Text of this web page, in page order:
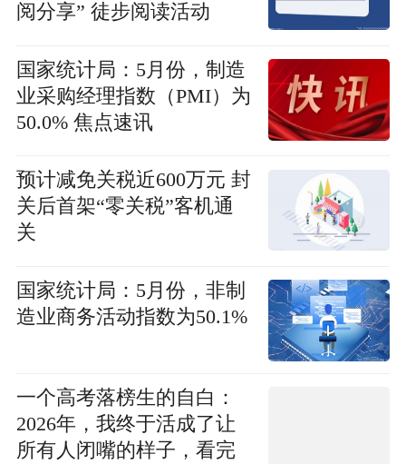
阅分享” 徒步阅读活动
国家统计局：5月份，制造
业采购经理指数（PMI）为
50.0% 焦点速讯
预计减免关税近600万元 封
关后首架“零关税”客机通
关
国家统计局：5月份，非制
造业商务活动指数为50.1%
一个高考落榜生的自白：
2026年，我终于活成了让
所有人闭嘴的样子，看完